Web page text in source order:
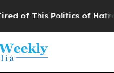
This Politics of Hatred”